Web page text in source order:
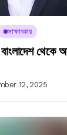
সাক্ষাৎকার
থেকে
12, 2025